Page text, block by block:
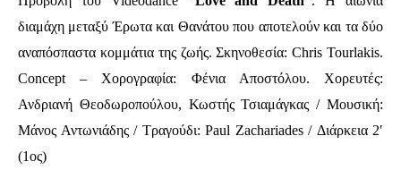
διαμάχη μεταξύ Έρωτα και Θανάτου που αποτελούν και τα δύο
αναπόσπαστα κομμάτια της ζωής. Σκηνοθεσία: Chris Tourlakis.
Concept – Χορογραφία: Φένια Αποστόλου. Χορευτές:
Ανδριανή Θεοδωροπούλου, Κωστής Τσιαμάγκας / Μουσική:
Μάνος Αντωνιάδης / Τραγούδι: Paul Zachariades / Διάρκεια 2′
(1ος)